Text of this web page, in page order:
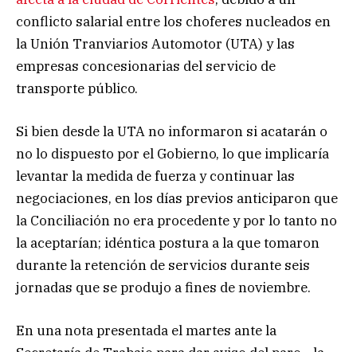
conflicto salarial entre los choferes nucleados en
la Unión Tranviarios Automotor (UTA) y las
empresas concesionarias del servicio de
transporte público.
Si bien desde la UTA no informaron si acatarán o
no lo dispuesto por el Gobierno, lo que implicaría
levantar la medida de fuerza y continuar las
negociaciones, en los días previos anticiparon que
la Conciliación no era procedente y por lo tanto no
la aceptarían; idéntica postura a la que tomaron
durante la retención de servicios durante seis
jornadas que se produjo a fines de noviembre.
En una nota presentada el martes ante la